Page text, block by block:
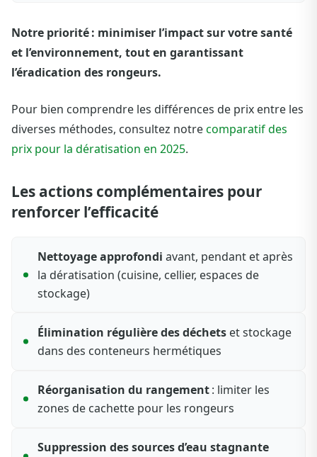
Notre priorité : minimiser l’impact sur votre santé
et l’environnement, tout en garantissant
l’éradication des rongeurs.
Pour bien comprendre les différences de prix entre les
diverses méthodes, consultez notrecomparatif des
prix pour la dératisation en 2025.
Les actions complémentaires pour
renforcer l’efficacité
Nettoyage approfondi avant, pendant et après
la dératisation (cuisine, cellier, espaces de
stockage)
Élimination régulière des déchets et stockage
dans des conteneurs hermétiques
Réorganisation du rangement: limiter les
zones de cachette pour les rongeurs
Suppression des sources d’eau stagnante